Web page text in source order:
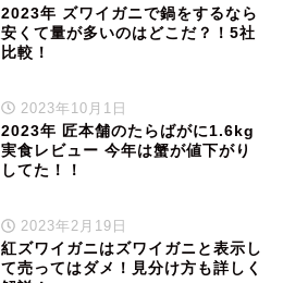
2023年 ズワイガニで鍋をするなら
安くて量が多いのはどこだ？！5社
比較！
2023年10月1日
2023年 匠本舗のたらばがに1.6kg
実食レビュー 今年は蟹が値下がり
してた！！
2023年2月19日
紅ズワイガニはズワイガニと表示し
て売ってはダメ！見分け方も詳しく